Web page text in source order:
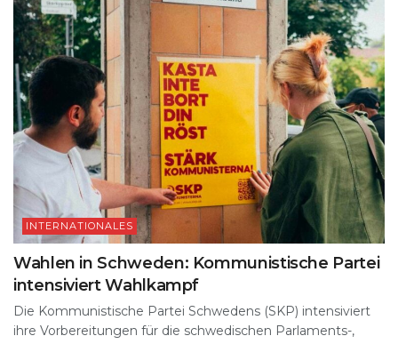
INTERNATIONALES
Wahlen in Schweden: Kommunistische Partei
intensiviert Wahlkampf
Die Kommunistische Partei Schwedens (SKP) intensiviert
ihre Vorbereitungen für die schwedischen Parlaments-,